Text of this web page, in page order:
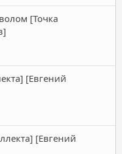
[Точка
[Евгений
[Евгений